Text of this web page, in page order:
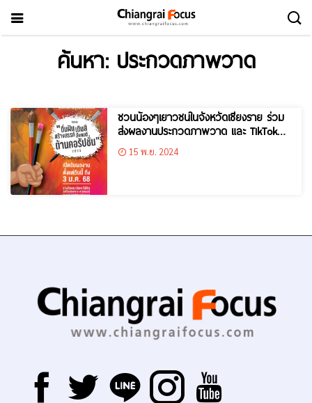
ค้นหา: ประกวดภาพวาด
ชวนน้องๆเยาวชนในจังหวัดเชียงราย ร่วม
ส่งผลงานประกวดภาพวาด และ TikTok
ต่อต้านการทุจริตคอร์รัปชัน ชิงทุนการ
ศึกษารวมมูลค่า 42,000 บาท
15 พ.ย. 2024